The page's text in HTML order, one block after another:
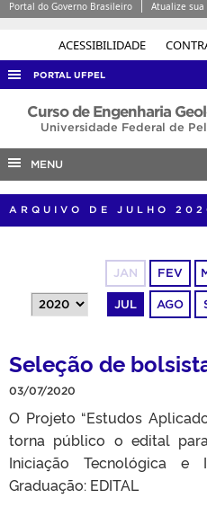
ACESSIBILIDADE
Portal do Governo Brasileiro Atualize sua
PORTAL UFPEL
ACESSO À INFORMAÇÃO
COBALTO
CONCURSOS
EDITAIS
INTERNACIONAL
PORTARIAS
Curso de Engenharia
Universidade Federal de
MENU
ARQUIVO DE JULHO
JAN FEV
JUL AGO
Seleção de
03/07/2020
O Projeto “Estudos
torna público o edital
Iniciação Tecnológica
Graduação: EDITAL